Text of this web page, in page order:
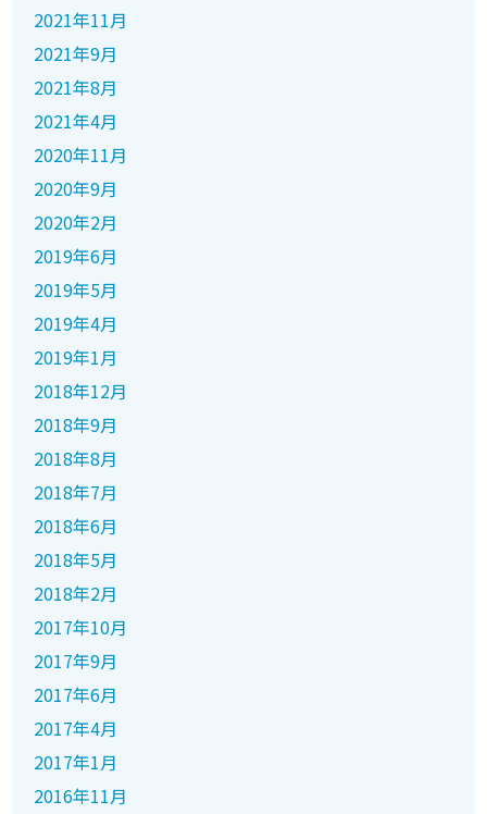
2021年11月
2021年9月
2021年8月
2021年4月
2020年11月
2020年9月
2020年2月
2019年6月
2019年5月
2019年4月
2019年1月
2018年12月
2018年9月
2018年8月
2018年7月
2018年6月
2018年5月
2018年2月
2017年10月
2017年9月
2017年6月
2017年4月
2017年1月
2016年11月